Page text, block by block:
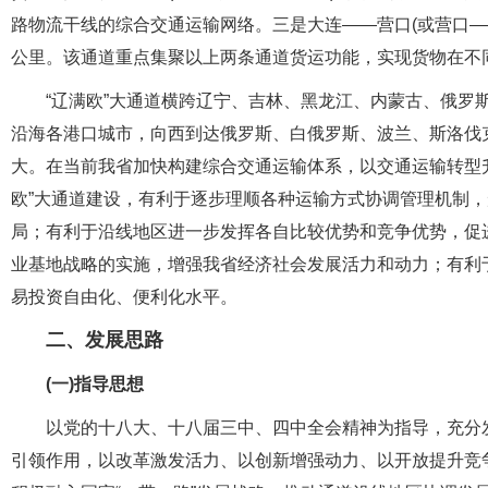
路物流干线的综合交通运输网络。三是大连——营口(或
公里。该通道重点集聚以上两条通道货运功能，实现货物在
“辽满欧”大通道横跨辽宁、吉林、黑龙江、内蒙古、俄
沿海各港口城市，向西到达俄罗斯、白俄罗斯、波兰、斯洛
大。在当前我省加快构建综合交通运输体系，以交通运输转
欧”大通道建设，有利于逐步理顺各种运输方式协调管理机制
局；有利于沿线地区进一步发挥各自比较优势和竞争优势，
业基地战略的实施，增强我省经济社会发展活力和动力；有
易投资自由化、便利化水平。
二、发展思路
(一)指导思想
以党的十八大、十八届三中、四中全会精神为指导，充
引领作用，以改革激发活力、以创新增强动力、以开放提升